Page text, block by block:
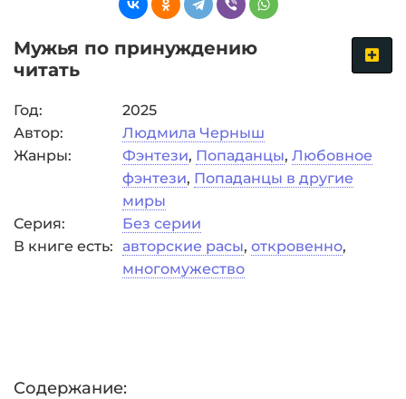
Мужья по принуждению
читать
Год:
2025
Автор:
Людмила Черныш
Жанры:
Фэнтези, Попаданцы, Любовное
фэнтези, Попаданцы в другие
миры
Серия:
Без серии
В книге есть: авторские расы, откровенно,
многомужество
Содержание: